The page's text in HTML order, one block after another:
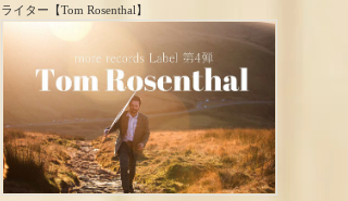
ライター【Tom Rosenthal】